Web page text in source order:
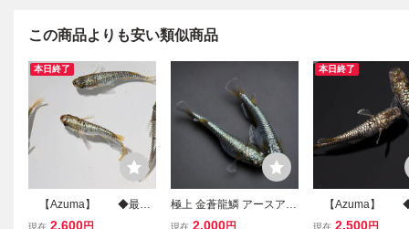
この商品よりも安い類似商品
本日終了
【Azuma】 ◆最新
品種◆ 金龍鱗 ◆
現在 2,600円
極上 金蒼龍鱗 アースアイ
1ペア 現物出品 (検索)龍
現在 2,000円
本日終了
【Azuma】 ◆
品種◆ 赭煌龍ゴ
現在 2,500円